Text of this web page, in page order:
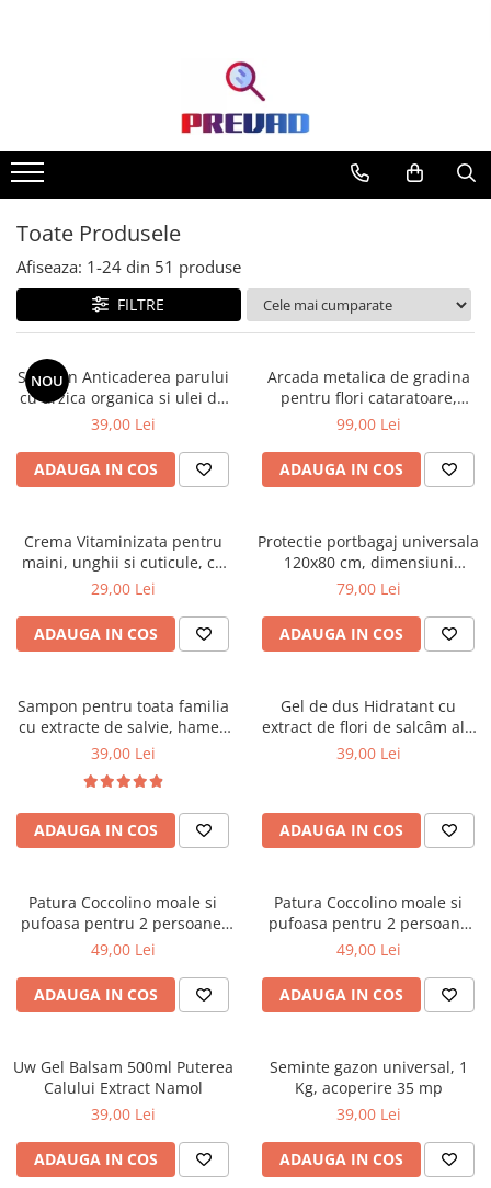
Produse cu transport gratuit –
livrare rapidă și fără costuri
Casa & Gradina
Home & Deco
Produse Cosmetice
Toate Produsele
Afiseaza: 1-24 din 51 produse
FILTRE
NOU
Sampon Anticaderea parului
cu urzica organica si ulei de
ricin Cosmeplant, 1000 ml
39,00 Lei
ADAUGA IN COS
Arcada metalica de gradina
pentru flori cataratoare,
240x140x38 cm
99,00 Lei
ADAUGA IN COS
Crema Vitaminizata pentru
maini, unghii si cuticule, cu
extracte de fructe de padure
29,00 Lei
ADAUGA IN COS
Protectie portbagaj universala
120x80 cm, dimensiuni
ajustabile, negru
79,00 Lei
ADAUGA IN COS
Sampon pentru toata familia
cu extracte de salvie, hamei,
nuca, romanita, lavanda,
Cosmeplant, 1000 ml
39,00 Lei
ADAUGA IN COS
Gel de dus Hidratant cu
extract de flori de salcâm alb
organic Cosmeplant, 1000 ml
39,00 Lei
ADAUGA IN COS
Patura Coccolino moale si
pufoasa pentru 2 persoane,
200X230 cm, Verde
49,00 Lei
ADAUGA IN COS
Patura Coccolino moale si
pufoasa pentru 2 persoane
200X230 cm Bej
49,00 Lei
ADAUGA IN COS
Uw Gel Balsam 500ml Puterea
Calului Extract Namol
39,00 Lei
ADAUGA IN COS
Seminte gazon universal, 1
Kg, acoperire 35 mp
39,00 Lei
ADAUGA IN COS